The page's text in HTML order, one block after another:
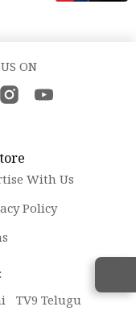
ON
With Us
Policy
TV9 Telugu